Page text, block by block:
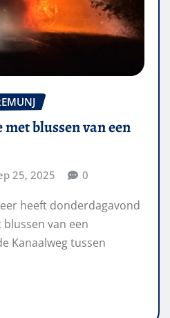
blussen van een
25, 2025 0
heeft donderdagavond
van een
Kanaalweg tussen